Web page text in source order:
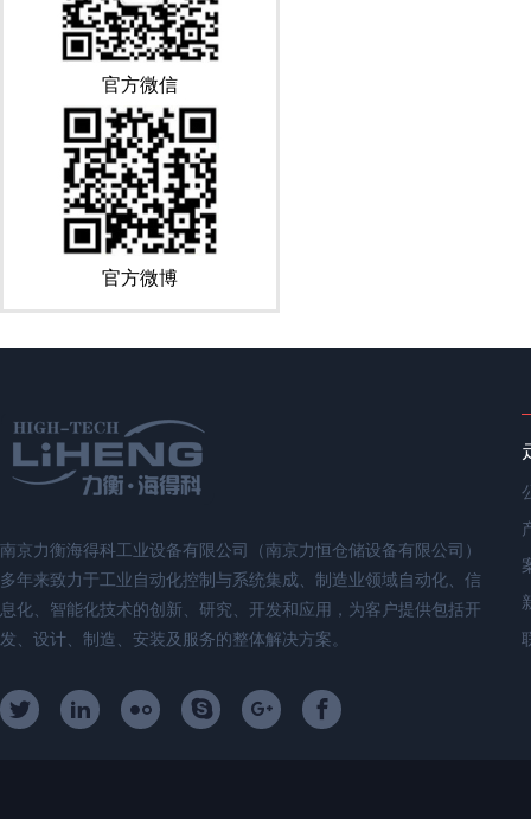
官方微信
官方微博
南京力衡海得科工业设备有限公司（南京力恒仓储设备有限公司）
多年来致力于工业自动化控制与系统集成、制造业领域自动化、信
息化、智能化技术的创新、研究、开发和应用，为客户提供包括开
发、设计、制造、安装及服务的整体解决方案。